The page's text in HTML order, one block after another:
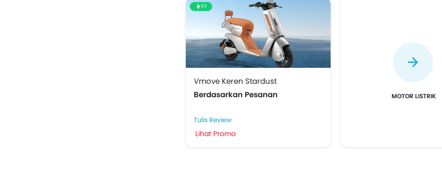
EV
Vmove Keren Stardust
Berdasarkan Pesanan
Tulis Review
Lihat Promo
MOTOR LISTRIK